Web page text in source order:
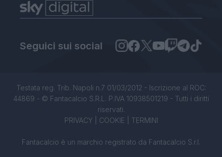
Seguici sui social
Testata reg. Trib. Napoli n.7 01/03/2012 - Iscrizione al ROC:
44869 - © Fantacalcio S.R.L. P.IVA 10938501219 - Tutti i diritti
riservati.
PRIVACY| COOKIE TERMINI
Fantacalcio è un marchio registrato da Fantacalcio S.r.l.